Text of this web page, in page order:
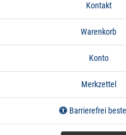
Kontakt
Warenkorb
Konto
Merkzettel
Barrierefrei